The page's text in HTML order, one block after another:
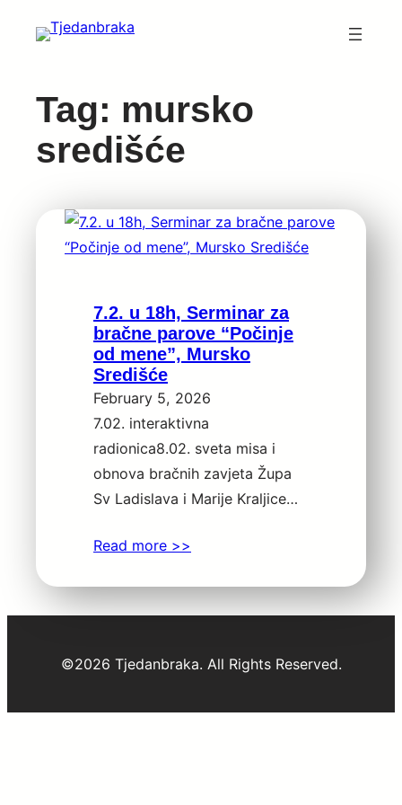
Tag: mursko
središće
7.2. u 18h, Serminar za
bračne parove “Počinje
od mene”, Mursko
Središće
February 5, 2026
7.02. interaktivna
radionica8.02. sveta misa i
obnova bračnih zavjeta Župa
Sv Ladislava i Marije Kraljice…
Read more >>
©2026 Tjedanbraka. All Rights Reserved.